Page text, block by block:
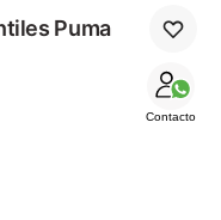
Puma
Contacto